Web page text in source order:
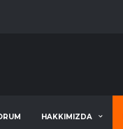
HAKKIMIZDA